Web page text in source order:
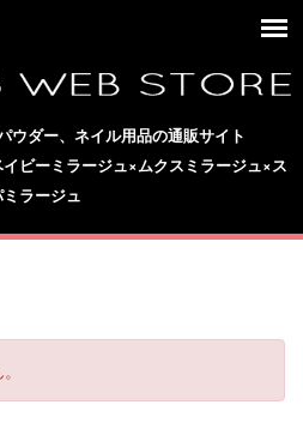
ウダー、ネイル用品の通販サイト
ビーミラージュ×ムクスミラージュ×ス
ラージュ